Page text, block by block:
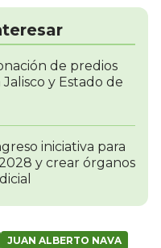
de predios
Jalisco y Estado de
iniciativa para
y crear órganos
JUAN ALBERTO NAVA